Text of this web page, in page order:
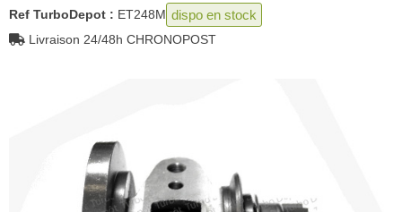
Ref TurboDepot : ET248M dispo en stock
Livraison 24/48h CHRONOPOST